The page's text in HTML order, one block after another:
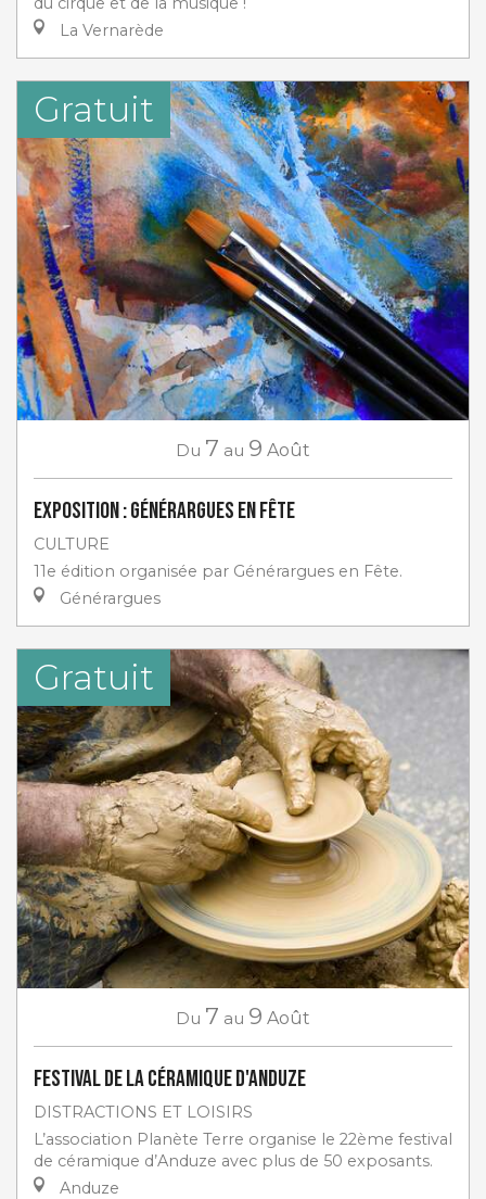
La Vernarède
Gratuit
Du 7 au 9 Août
Exposition : Générargues en Fête
CULTURE
11e édition organisée par Générargues en Fête.
Générargues
Gratuit
Du 7 au 9 Août
Festival de la céramique d'Anduze
DISTRACTIONS ET LOISIRS
L’association Planète Terre organise le 22ème festival
de céramique d’Anduze avec plus de 50 exposants.
Anduze